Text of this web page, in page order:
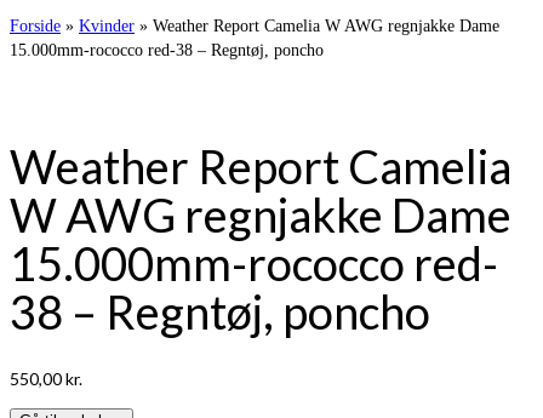
Forside » Kvinder » Weather Report Camelia W AWG regnjakke Dame
15.000mm-rococco red-38 – Regntøj, poncho
Weather Report Camelia
W AWG regnjakke Dame
15.000mm-rococco red-
38 – Regntøj, poncho
550,00kr.